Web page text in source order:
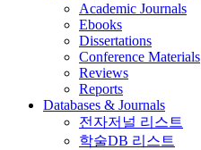
Academic Journals
Ebooks
Dissertations
Conference Materials
Reviews
Reports
Databases & Journals
전자저널 리스트
학술DB 리스트